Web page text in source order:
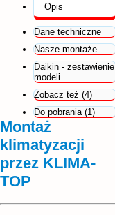
Opis
Dane techniczne
Nasze montaże
Daikin - zestawienie
modeli
Zobacz też (4)
Do pobrania (1)
Montaż
klimatyzacji
przez KLIMA-
TOP